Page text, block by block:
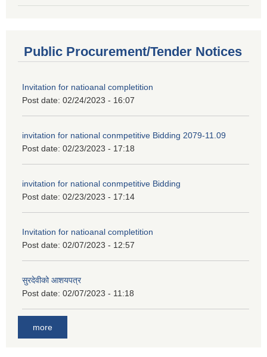
Public Procurement/Tender Notices
Invitation for natioanal completition
Post date: 02/24/2023 - 16:07
invitation for national conmpetitive Bidding 2079-11.09
Post date: 02/23/2023 - 17:18
invitation for national conmpetitive Bidding
Post date: 02/23/2023 - 17:14
Invitation for natioanal completition
Post date: 02/07/2023 - 12:57
सुरदेवीको आशयपत्र
Post date: 02/07/2023 - 11:18
more